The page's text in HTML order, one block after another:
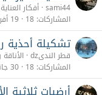
sami44 أفكار
المشاركات 18 19 أفريل 2019
تشكيلة أحذية
قطر الندىdz
المشاركات 18 30 جانفي 2018